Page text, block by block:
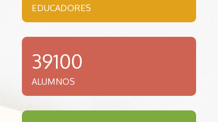
EDUCADORES
39100
ALUMNOS